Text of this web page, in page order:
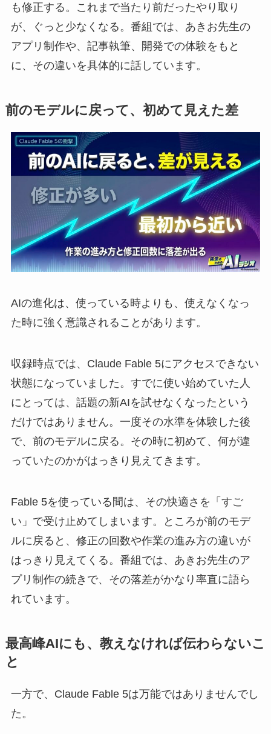
も修正する。これまで当たり前だったやり取り
が、ぐっと少なくなる。番組では、あきお先生の
アプリ制作や、記事執筆、開発での体験をもと
に、その違いを具体的に話しています。
前のモデルに戻って、初めて見えた差
AIの進化は、使っている時よりも、使えなくなっ
た時に強く意識されることがあります。
収録時点では、Claude Fable 5にアクセスできない
状態になっていました。すでに使い始めていた人
にとっては、話題の新AIを試せなくなったという
だけではありません。一度その水準を体験した後
で、前のモデルに戻る。その時に初めて、何が違
っていたのかがはっきり見えてきます。
Fable 5を使っている間は、その快適さを「すご
い」で受け止めてしまいます。ところが前のモデ
ルに戻ると、修正の回数や作業の進み方の違いが
はっきり見えてくる。番組では、あきお先生のア
プリ制作の続きで、その落差がかなり率直に語ら
れています。
最高峰AIにも、教えなければ伝わらないこ
と
一方で、Claude Fable 5は万能ではありませんでし
た。